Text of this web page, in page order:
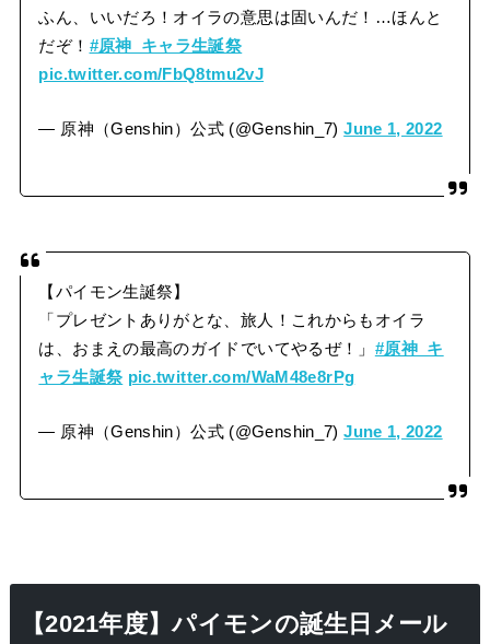
ふん、いいだろ！オイラの意思は固いんだ！…ほんと
だぞ！ #原神_キャラ生誕祭
pic.twitter.com/FbQ8tmu2vJ
— 原神（Genshin）公式 (@Genshin_7)June 1, 2022
【パイモン生誕祭】
「プレゼントありがとな、旅人！これからもオイラ
は、おまえの最高のガイドでいてやるぜ！」 #原神_キ
ャラ生誕祭 pic.twitter.com/WaM48e8rPg
— 原神（Genshin）公式 (@Genshin_7)June 1, 2022
【2021年度】パイモンの誕生日メール